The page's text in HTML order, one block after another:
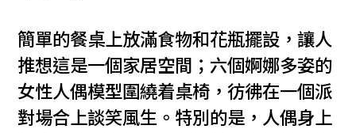
簡單的餐桌上放滿食物和花瓶擺設，讓人
推想這是一個家居空間；六個婀娜多姿的
女性人偶模型圍繞着桌椅，彷彿在一個派
對場合上談笑風生。特別的是，人偶身上